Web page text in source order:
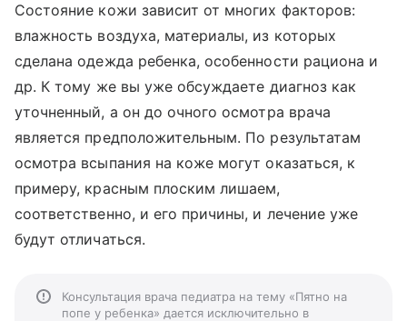
Состояние кожи зависит от многих факторов:
влажность воздуха, материалы, из которых
сделана одежда ребенка, особенности рациона и
др. К тому же вы уже обсуждаете диагноз как
уточненный, а он до очного осмотра врача
является предположительным. По результатам
осмотра всыпания на коже могут оказаться, к
примеру, красным плоским лишаем,
соответственно, и его причины, и лечение уже
будут отличаться.
Консультация врача педиатра на тему «Пятно на
попе у ребенка» дается исключительно в